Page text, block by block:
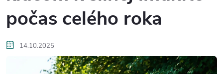
počas celého roka
14.10.2025